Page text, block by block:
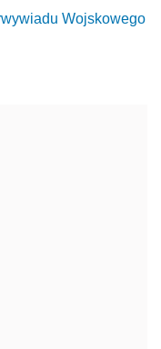
Wojskowego